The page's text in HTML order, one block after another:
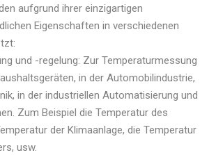
aufgrund ihrer einzigartigen
Eigenschaften in verschiedenen
und -regelung: Zur Temperaturmessung
in der Automobilindustrie,
in der industriellen Automatisierung und
Zum Beispiel die Temperatur des
der Klimaanlage, die Temperatur
usw.